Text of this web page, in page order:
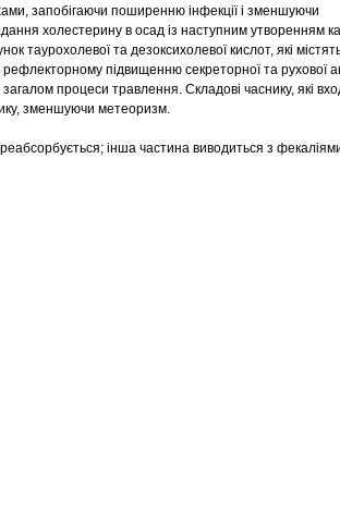
запобігаючи поширенню інфекції і зменшуючи
холестерину в осад із наступним утворенням
таурохолевої та дезоксихолевої кислот, які
підвищенню секреторної та рухової
процеси травлення. Складові часнику, які
зменшуючи метеоризм.
інша частина виводиться з